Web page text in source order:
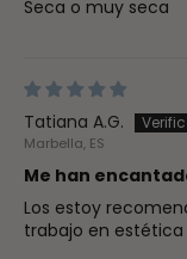
Seca o muy seca
Tatiana A.G.
Marbella, ES
Me han
Los estoy
trabajo en